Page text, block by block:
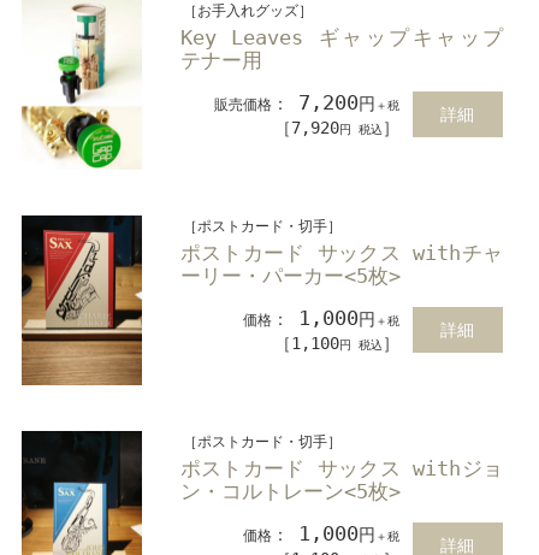
［お手入れグッズ］
Key Leaves ギャップキャップ
テナー用
販売価格 ： 7,200円 ＋税
［7,920円 税込 ］
詳細
［ポストカード・切手］
ポストカード サックス withチャ
ーリー・パーカー<5枚>
価格 ： 1,000円 ＋税
［1,100円 税込 ］
詳細
［ポストカード・切手］
ポストカード サックス withジョ
ン・コルトレーン<5枚>
価格 ： 1,000円 ＋税 詳細